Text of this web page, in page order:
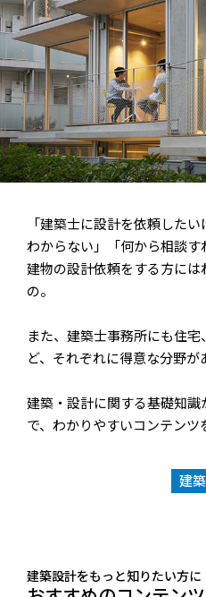
「建築士に設計を依頼した
わからない」「何から相談
建物の設計依頼をする方に
の。
また、建築士事務所にも住
ど、それぞれに得意な分野が
建築・設計に関する基礎知
で、わかりやすいコンテンツ
建
建築設計をもっと知りたい方に